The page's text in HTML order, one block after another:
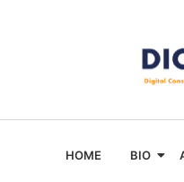
HOME BIO